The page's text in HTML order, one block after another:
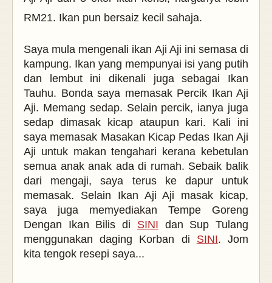
RM21. Ikan pun bersaiz kecil sahaja.
Saya mula mengenali ikan Aji Aji ini semasa di
kampung. Ikan yang mempunyai isi yang putih
dan lembut ini dikenali juga sebagai Ikan
Tauhu. Bonda saya memasak Percik Ikan Aji
Aji. Memang sedap. Selain percik, ianya juga
sedap dimasak kicap ataupun kari. Kali ini
saya memasak Masakan Kicap Pedas Ikan Aji
Aji untuk makan tengahari kerana kebetulan
semua anak anak ada di rumah. Sebaik balik
dari mengaji, saya terus ke dapur untuk
memasak. Selain Ikan Aji Aji masak kicap,
saya juga memyediakan Tempe Goreng
Dengan Ikan Bilis di SINI dan Sup Tulang
menggunakan daging Korban di SINI. Jom
kita tengok resepi saya...